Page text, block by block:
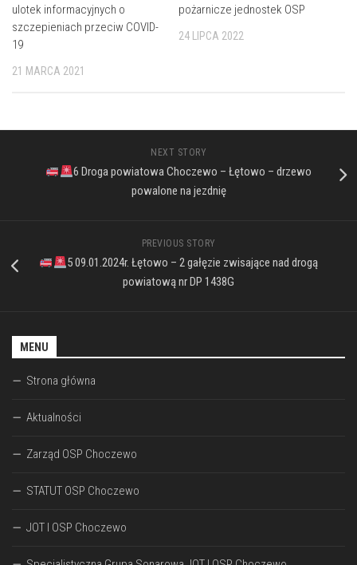
ulotek informacyjnych o
szczepieniach przeciw COVID-
19
21 MARCA 2021
pożarnicze jednostek OSP
24 LIPCA 2022
NEXT STORY
6 Droga powiatowa Choczewo – Łętowo – drzewo
powalone na jezdnię
PREVIOUS STORY
5 09.01.2024r. Łętowo – 2 gałęzie zwisające nad drogą
powiatową nr DP 1438G
MENU
Strona główna
Aktualności
Zarząd OSP Choczewo
STATUT OSP Choczewo
JOT I OSP Choczewo